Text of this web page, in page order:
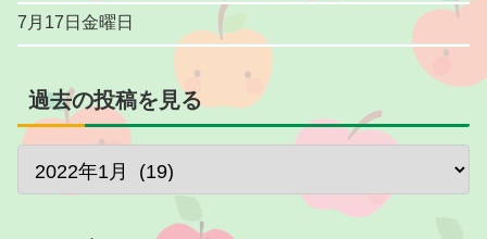
7月17日金曜日
過去の投稿を見る